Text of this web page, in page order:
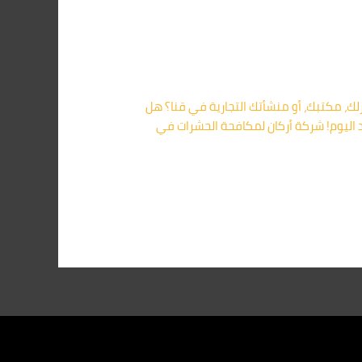
مكتبك، أو منشأتك التجارية في قنا؟ هل
اليوم! شركة أركان لمكافحة الحشرات في